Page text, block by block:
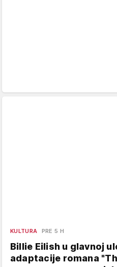
KULTURA PRE 5 H
Billie Eilish u glavnoj
adaptacije romana